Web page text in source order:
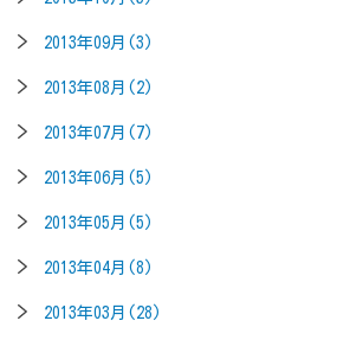
2013年09月(3)
2013年08月(2)
2013年07月(7)
2013年06月(5)
2013年05月(5)
2013年04月(8)
2013年03月(28)